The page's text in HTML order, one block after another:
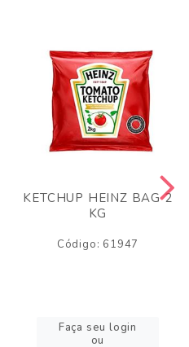
KETCHUP HEINZ BAG 2
KG
Código: 61947
Faça seu login
ou